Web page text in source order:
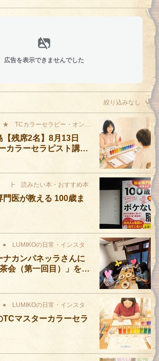
広告を表示できませんでした
絞り込みなし
★ TCカラーセラピー・オンライン講座
【残席2名】8月13日
カラーセラピスト講座
┣ 読みたい本・おすすめ本
医が教える 100歳ま
● LUMIKOの日常・インスタ
カンパネッラさんに
会（第一回目）」を開
● LUMIKOの日常・インスタ
マスターカラーセラ